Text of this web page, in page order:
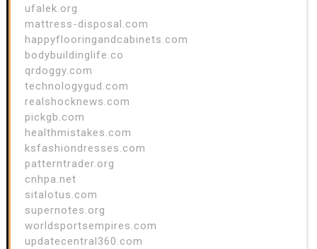
ufalek.org
mattress-disposal.com
happyflooringandcabinets.com
bodybuildinglife.co
qrdoggy.com
technologygud.com
realshocknews.com
pickgb.com
healthmistakes.com
ksfashiondresses.com
patterntrader.org
cnhpa.net
sitalotus.com
supernotes.org
worldsportsempires.com
updatecentral360.com